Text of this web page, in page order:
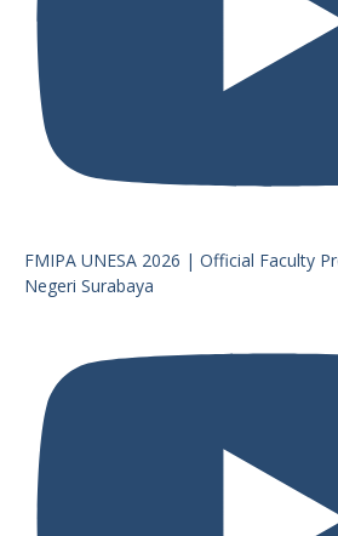
FMIPA UNESA 2026 | Official Faculty
Negeri Surabaya